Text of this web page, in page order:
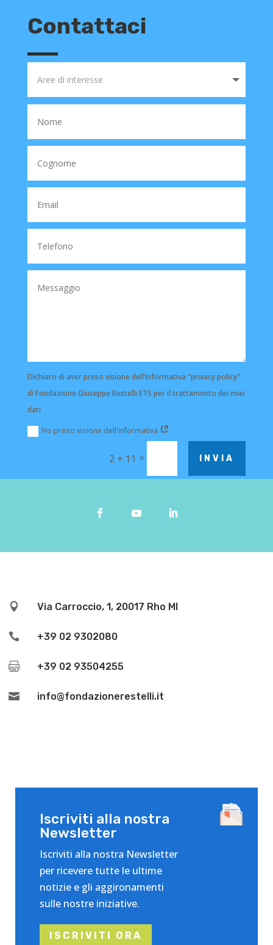
Contattaci
Dichiaro di aver preso visione dell’informativa “privacy policy”
di Fondazione Giuseppe Restelli ETS per il trattamento dei miei
dati
Ho preso visione dell'informativa
2 + 11 = INVIA
 Via Carroccio, 1, 20017 Rho MI
 +39 02 9302080
 +39 02 93504255
 info@fondazionerestelli.it
Iscriviti alla nostra
Newsletter
Iscriviti alla nostra Newsletter
per ricevere tutte le ultime
notizie e gli aggironamenti
sulle nostre iniziative.
ISCRIVITI ORA